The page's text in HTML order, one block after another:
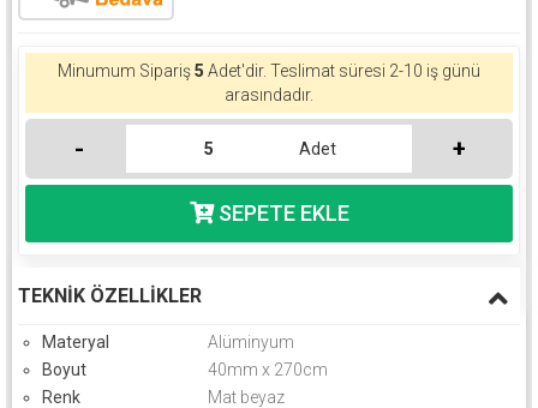
Minumum Sipariş5 Adet'dir. Teslimat süresi 2-10 iş günü
arasındadır.
- Adet +
TEKNIK ÖZELLIKLER
Materyal
Alüminyum
Boyut
40mm x 270cm
Renk
Mat beyaz